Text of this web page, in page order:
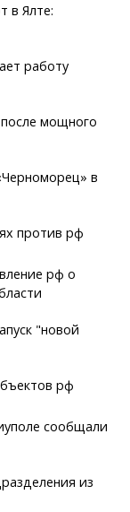
в Ялте:
работу
мощного
в
против рф
рф о
"новой
рф
сообщали
из